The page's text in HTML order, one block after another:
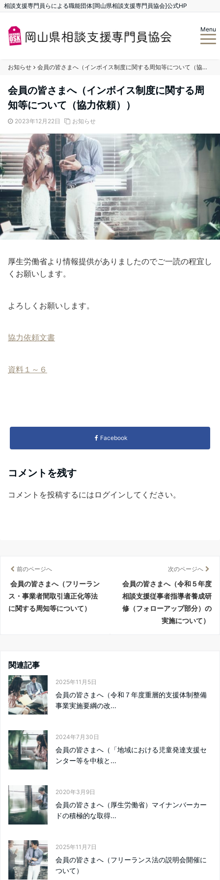
相談支援専門員らによる職能団体[岡山県相談支援専門員協会]公式HP
Menu
お知らせ 会員の皆さまへ（インボイス制度に関する周知等について（協力依頼））
会員の皆さまへ（インボイス制度に関する周
知等について（協力依頼））
2023年12月22日 お知らせ
厚生労働省より情報提供がありましたのでご一読の程宜し
くお願いします。
よろしくお願いします。
協力依頼文書
資料１～６
Facebook
コメントを残す
コメントを投稿するには ログイン してください。
前のページへ
会員の皆さまへ（フリーラン
ス・事業者間取引適正化等法
に関する周知等について）
次のページへ
会員の皆さまへ（令和５年度
相談支援従事者指導者養成研
修（フォローアップ部分）の
実施について）
関連記事
2025年11月5日
会員の皆さまへ（令和７年度重層的支援体制整備
事業実施要綱の改...
2024年7月30日
会員の皆さまへ（「地域における児童発達支援セ
ンター等を中核と...
2020年3月9日
会員の皆さまへ（厚生労働省）マイナンバーカー
ドの積極的な取得...
2025年11月7日
会員の皆さまへ（フリーランス法の説明会開催に
ついて）